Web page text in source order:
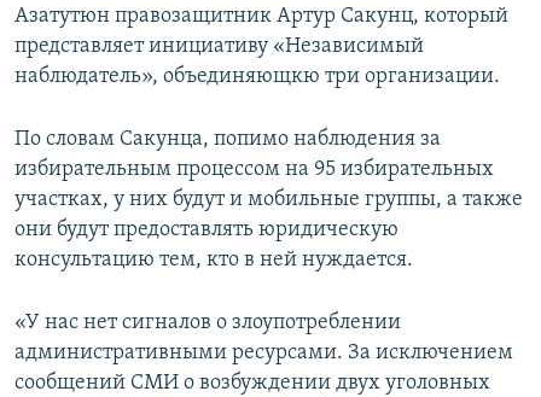
Азатутюн правозащитник Артур Сакунц, который
представляет инициативу «Независимый
наблюдатель», объединяющкю три организации.
По словам Сакунца, попимо наблюдения за
избирательным процессом на 95 избирательных
участках, у них будут и мобильные группы, а также
они будут предоставлять юридическую
консультацию тем, кто в ней нуждается.
«У нас нет сигналов о злоупотреблении
административными ресурсами. За исключением
сообщений СМИ о возбуждении двух уголовных